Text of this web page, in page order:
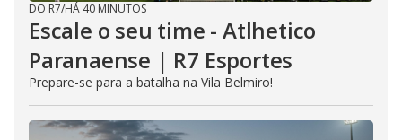
DO R7/HÁ 40 MINUTOS
Escale o seu time - Atlhetico
Paranaense | R7 Esportes
Prepare-se para a batalha na Vila Belmiro!